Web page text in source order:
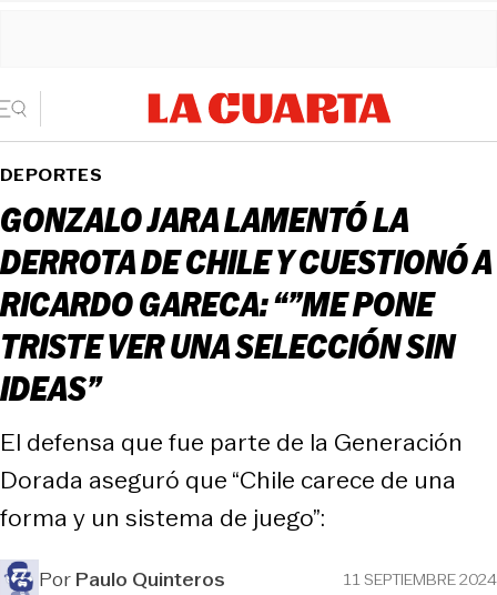
DEPORTES
GONZALO JARA LAMENTÓ LA
DERROTA DE CHILE Y CUESTIONÓ A
RICARDO GARECA: “”ME PONE
TRISTE VER UNA SELECCIÓN SIN
IDEAS”
El defensa que fue parte de la Generación
Dorada aseguró que “Chile carece de una
forma y un sistema de juego”:
PorPaulo Quinteros 11 SEPTIEMBRE 2024